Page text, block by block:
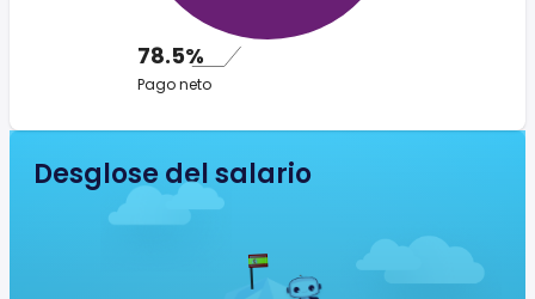
78.5%
Pago neto
Desglose del salario